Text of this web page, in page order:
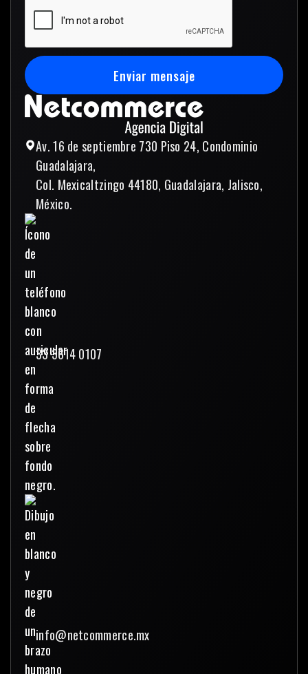
Av. 16 de septiembre 730 Piso 24, Condominio
Guadalajara,
Col. Mexicaltzingo 44180, Guadalajara, Jalisco,
México.
33 3614 0107
info@netcommerce.mx
Enviar mensaje
Enviar mensaje